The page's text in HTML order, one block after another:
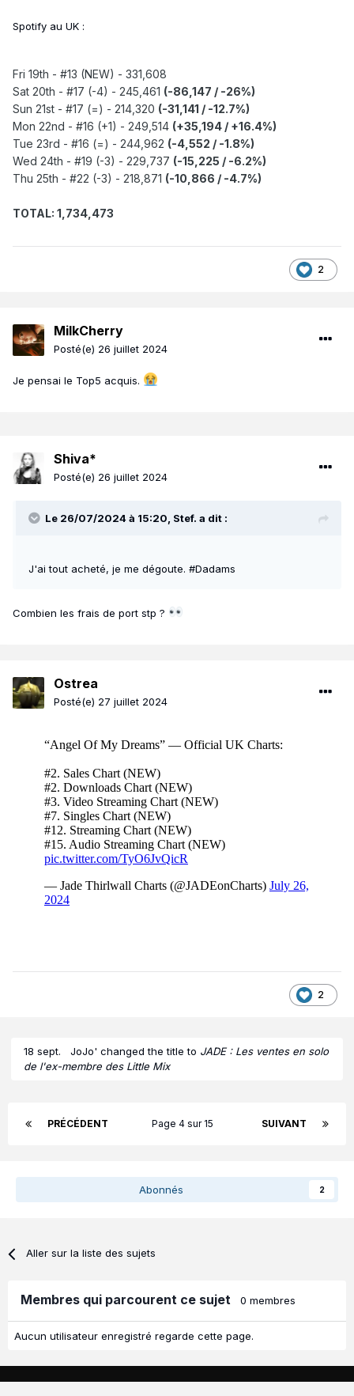
Spotify au UK :
Fri 19th - #13 (NEW) - 331,608
Sat 20th - #17 (-4) - 245,461 (-86,147 / -26%)
Sun 21st - #17 (=) - 214,320 (-31,141 / -12.7%)
Mon 22nd - #16 (+1) - 249,514 (+35,194 / +16.4%)
Tue 23rd - #16 (=) - 244,962 (-4,552 / -1.8%)
Wed 24th - #19 (-3) - 229,737 (-15,225 / -6.2%)
Thu 25th - #22 (-3) - 218,871 (-10,866 / -4.7%)
TOTAL: 1,734,473
2
MilkCherry
Posté(e) 26 juillet 2024
Je pensai le Top5 acquis.
Shiva*
Posté(e) 26 juillet 2024
Le 26/07/2024 à 15:20, Stef. a dit :
J'ai tout acheté, je me dégoute. #Dadams
Combien les frais de port stp ?
Ostrea
Posté(e) 27 juillet 2024
2
18 sept. JoJo' changed the title to JADE : Les ventes en solo
de l'ex-membre des Little Mix
PRÉCÉDENT SUIVANT
Page 4 sur 15
Abonnés 2
Aller sur la liste des sujets
Membres qui parcourent ce sujet 0 membres
Aucun utilisateur enregistré regarde cette page.